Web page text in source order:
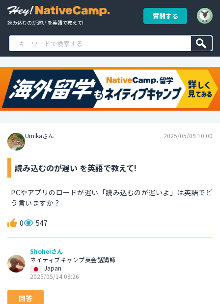
読み込むのが遅い を英語で教えて!
質問する
Umikaさん 2025/05/09 10:00
読み込むのが遅い を英語で教えて!
PCやアプリのロードが遅い「読み込むのが遅いよ」は英語でど
う言いますか？
0 547
Shoheiさん
ネイティブキャンプ英会話講師
Japan
2025/05/14 08:26
回答